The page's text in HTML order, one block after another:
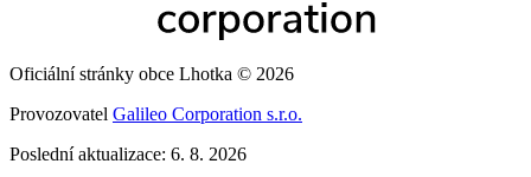
Oficiální stránky obce Lhotka © 2026
Provozovatel Galileo Corporation s.r.o.
Poslední aktualizace: 6. 8. 2026